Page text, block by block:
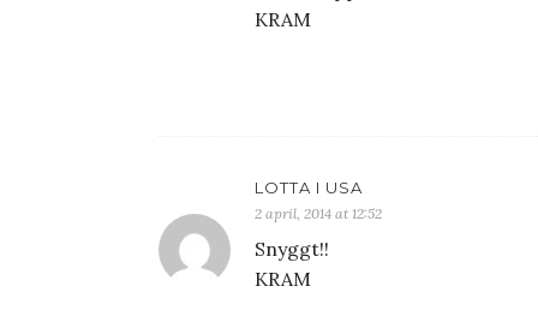
KRAM
LOTTA I USA
2 april, 2014 at 12:52
Snyggt!!
KRAM